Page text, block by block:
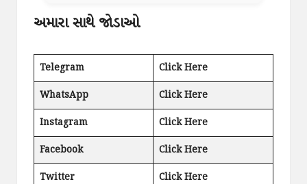
અમારા સાથે જોડાઓ
Telegram
Click Here
WhatsApp
Click Here
Instagram
Click Here
Facebook
Click Here
Twitter
Click Here